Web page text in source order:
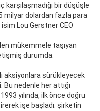
karşılaşmadığı bir düşüşle
milyar dolardan fazla para
Lou Gerstner CEO
mükemmele taşıyan
durumda.
aksiyonlara sürükleyecek
Bu nedenle her attığı
yılında, ilk önce doğru
işe başladı. şir­ke­tin